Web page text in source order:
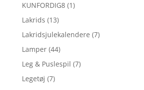
KUNFORDIG8 (1)
Lakrids (13)
Lakridsjulekalendere (7)
Lamper (44)
Leg & Puslespil (7)
Legetøj (7)